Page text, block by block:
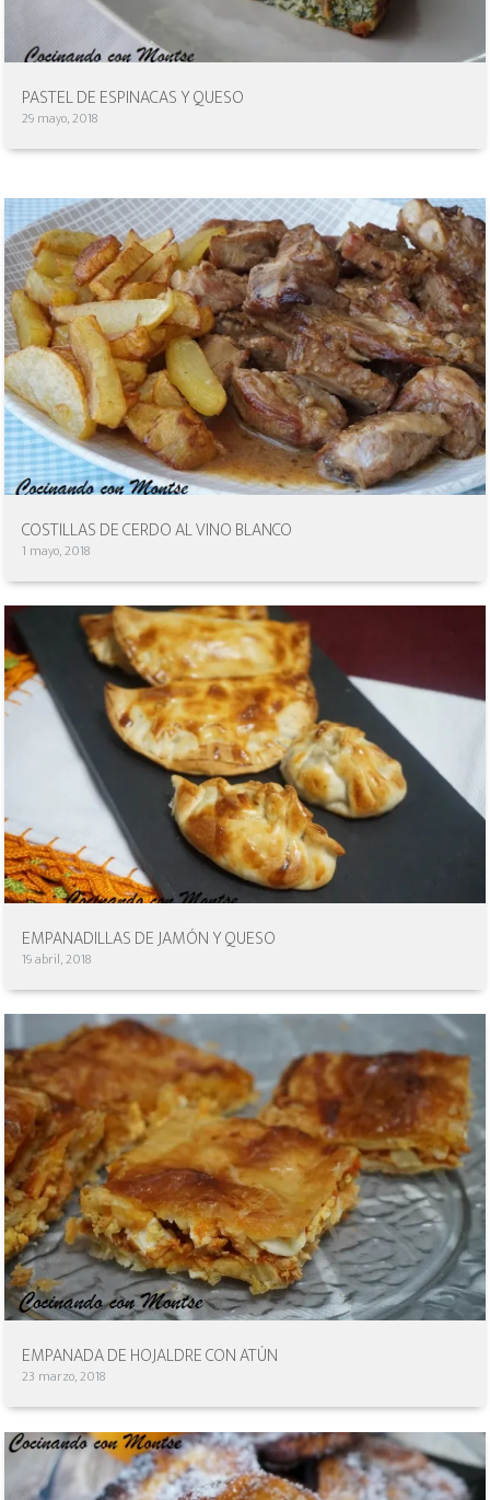
PASTEL DE ESPINACAS Y QUESO
29 mayo, 2018
COSTILLAS DE CERDO AL VINO BLANCO
1 mayo, 2018
EMPANADILLAS DE JAMÓN Y QUESO
19 abril, 2018
EMPANADA DE HOJALDRE CON ATÚN
23 marzo, 2018